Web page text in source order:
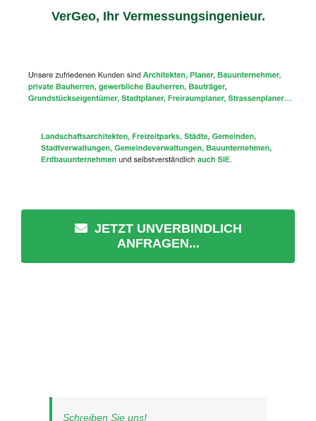
VerGeo, Ihr Vermessungsingenieur.
JETZT UNVERBINDLICH
ANFRAGEN...
Schreiben Sie uns!